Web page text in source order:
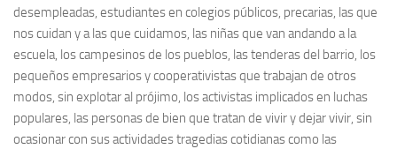
desempleadas, estudiantes en colegios públicos, precarias, las que
nos cuidan y a las que cuidamos, las niñas que van andando a la
escuela, los campesinos de los pueblos, las tenderas del barrio, los
pequeños empresarios y cooperativistas que trabajan de otros
modos, sin explotar al prójimo, los activistas implicados en luchas
populares, las personas de bien que tratan de vivir y dejar vivir, sin
ocasionar con sus actividades tragedias cotidianas como las